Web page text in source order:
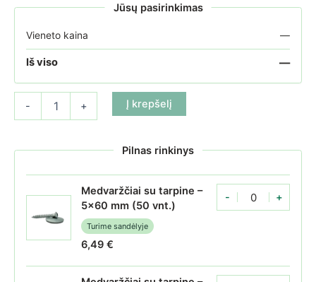
Jūsų pasirinkimas
Vieneto kaina —
Iš viso —
-
produkto kiekis: Kanalinio polikarbonato plokštė 16 mm Skaidri
+ Į krepšelį
Pilnas rinkinys
Medvaržčiai su tarpine –
5x60 mm (50 vnt.)
Turime sandėlyje
6,49 €
-
Medvaržčiai su
+